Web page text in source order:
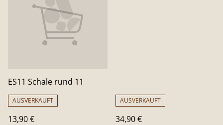
ES11 Schale rund 11
AUSVERKAUFT
13,90 €
AUSVERKAUFT
34,90 €